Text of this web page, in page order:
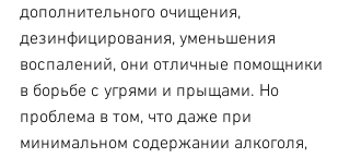
дополнительного очищения,
дезинфицирования, уменьшения
воспалений, они отличные помощники
в борьбе с угрями и прыщами. Но
проблема в том, что даже при
минимальном содержании алкоголя,